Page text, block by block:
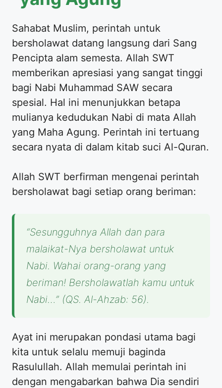
Sahabat Muslim, perintah untuk
bersholawat datang langsung dari Sang
Pencipta alam semesta. Allah SWT
memberikan apresiasi yang sangat tinggi
bagi Nabi Muhammad SAW secara
spesial. Hal ini menunjukkan betapa
mulianya kedudukan Nabi di mata Allah
yang Maha Agung. Perintah ini tertuang
secara nyata di dalam kitab suci Al-Quran.
Allah SWT berfirman mengenai perintah
bersholawat bagi setiap orang beriman:
“Sesungguhnya Allah dan para
malaikat-Nya bersholawat untuk
Nabi. Wahai orang-orang yang
beriman! Bersholawatlah kamu untuk
Nabi…” (QS. Al-Ahzab: 56).
Ayat ini merupakan pondasi utama bagi
kita untuk selalu memuji baginda
Rasulullah. Allah memulai perintah ini
dengan mengabarkan bahwa Dia sendiri